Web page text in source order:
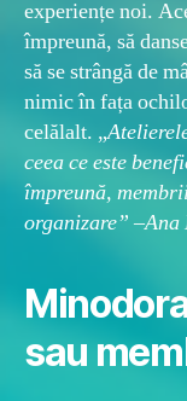
experiențe noi.
împreună, să
să se strângă de
nimic în fața
celălalt. „
ceea ce este
împreună,
organizare”
sau